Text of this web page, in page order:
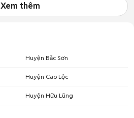
Xem thêm
Huyện Bắc Sơn
Huyện Cao Lộc
Huyện Hữu Lũng